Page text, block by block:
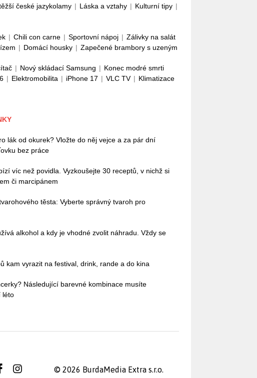
české jazykolamy | Láska a vztahy | Kulturní tipy |
| Chili con carne | Sportovní nápoj | Zálivky na salát
| Domácí housky | Zapečené brambory s uzeným
| Nový skládací Samsung | Konec modré smrti
| Elektromobilita | iPhone 17 | VLC TV | Klimatizace
lák od okurek? Vložte do něj vejce a za pár dní
bez práce
víc než povidla. Vyzkoušejte 30 receptů, v nichž si
či marcipánem
těsta: Vyberte správný tvaroh pro
alkohol a kdy je vhodné zvolit náhradu. Vždy se
kam vyrazit na festival, drink, rande a do kina
Následující barevné kombinace musíte
léto
© 2026 BurdaMedia Extra s.r.o.